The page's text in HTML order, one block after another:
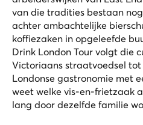
van die tradities bestaan
achter ambachtelijke
koffiezaken in opgeleefde
Drink London Tour volgt die
Victoriaans straatvoedsel
Londonse gastronomie met
weet welke vis-en-frietzaak
lang door dezelfde familie